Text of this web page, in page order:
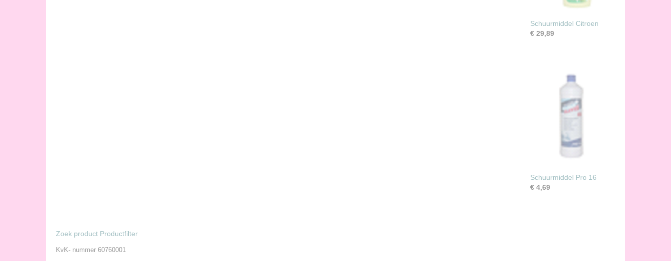
Schuurmiddel Citroen
€ 29,89
Schuurmiddel Pro 16
€ 4,69
Zoek product Productfilter
KvK- nummer 60760001